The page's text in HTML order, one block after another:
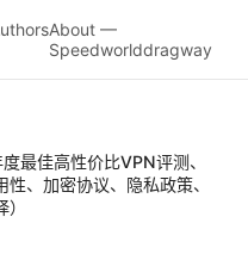
About —
Speedworlddragway
最佳高性价比VPN评测、
、加密协议、隐私政策、